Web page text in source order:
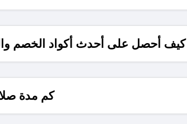
كيف أحصل على أحدث أكواد الخصم
كم مدة